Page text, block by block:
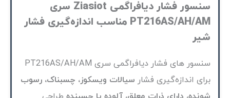
سنسور فشار دیافراگمی Ziasiot سری
PT216AS/AH/AM مناسب اندازه‌گیری فشار
شیر
سنسور های فشار دیافراگمی سری PT216AS/AH/AM
برای اندازه‌گیری فشار سیالات ویسکوز، چسبناک، رسوب